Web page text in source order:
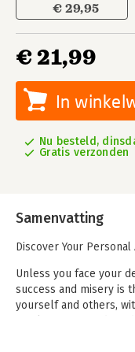
€ 29,95
€ 21,99
In
Nu besteld,
Gratis verzonden
Samenvatting
Discover Your
Unless you face your
success and misery is
yourself and others,